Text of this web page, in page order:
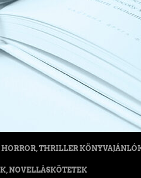
THRILLER
NOVELLÁSKÖTETEK